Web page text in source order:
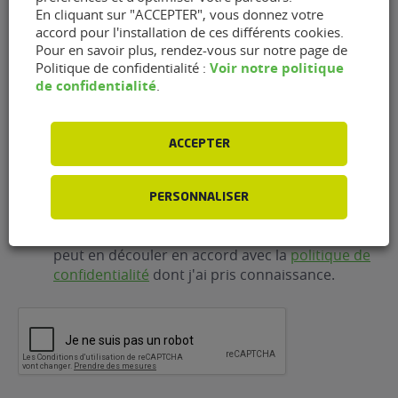
mail(Nécessaire)
RGPDJ'accepte que FlexFuel Energy Development
collecte et utilise les données personnelles
renseignées dans le cadre de la demande
peut en découler en accord avec lapolitique de
confidentialité dont j'ai pris connaissance.
En cliquant sur "ACCEPTER", vous donnez votre
accord pour l'installation de ces différents cookies.
Pour en savoir plus, rendez-vous sur notre page de
Politique de confidentialité : Voir notre politique
de confidentialité
ACCEPTER
PERSONNALISER